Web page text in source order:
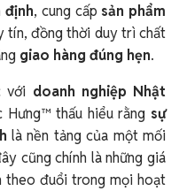
định, cung cấp sản phẩm
tín, đồng thời duy trì chất
giao hàng đúng hẹn.
với doanh nghiệp Nhật
Hưng™ thấu hiểu rằng sự
là nền tảng của một mối
cũng chính là những giá
đuổi trong mọi hoạt